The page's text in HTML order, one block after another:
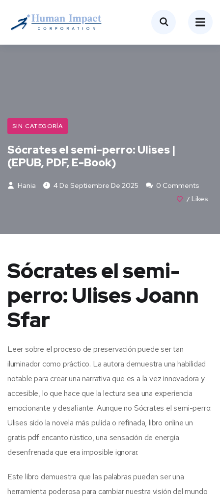
SIN CATEGORÍA
Sócrates el semi-perro: Ulises |
(EPUB, PDF, E-Book)
Hania 4 De Septiembre De 2025
0 Comments
7 Likes
Sócrates el semi-
perro: Ulises Joann
Sfar
Leer sobre el proceso de preservación puede ser tan
iluminador como práctico. La autora demuestra una habilidad
notable para crear una narrativa que es a la vez innovadora y
accesible, lo que hace que la lectura sea una experiencia
emocionante y desafiante. Aunque no Sócrates el semi-perro:
Ulises sido la novela más pulida o refinada, libro online​ un
gratis pdf encanto rústico, una sensación de energía
desenfrenada que era imposible ignorar.
Este libro demuestra que las palabras pueden ser una
herramienta poderosa para cambiar nuestra visión del mundo